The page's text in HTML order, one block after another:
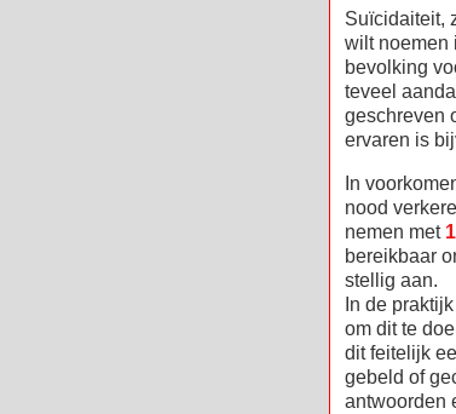
Suïcidaiteit,
wilt noemen
bevolking
teveel
geschreven
ervaren is
In
nood
nemen met
bereikbaar
stellig aan.
In de
om dit te
dit feitelijk
gebeld of
antwoorden